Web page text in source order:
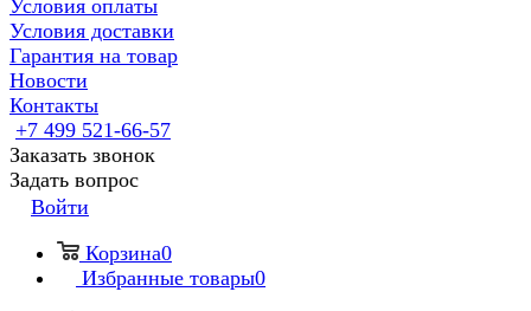
Условия оплаты
Условия доставки
Гарантия на товар
Новости
Контакты
+7 499 521-66-57
Заказать звонок
Задать вопрос
Войти
Корзина0
Избранные товары0